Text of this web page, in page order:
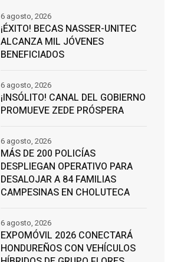
¡ÉXITO! BECAS NASSER-UNITEC
ALCANZA MIL JÓVENES
BENEFICIADOS
6 agosto, 2026
¡INSÓLITO! CANAL DEL GOBIERNO
PROMUEVE ZEDE PRÓSPERA
6 agosto, 2026
MÁS DE 200 POLICÍAS
DESPLIEGAN OPERATIVO PARA
DESALOJAR A 84 FAMILIAS
CAMPESINAS EN CHOLUTECA
6 agosto, 2026
EXPOMÓVIL 2026 CONECTARÁ
HONDUREÑOS CON VEHÍCULOS
6 agosto, 2026